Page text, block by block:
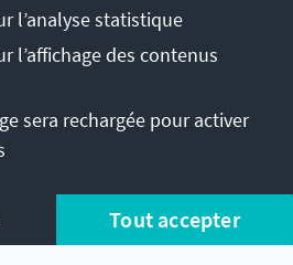
PRINCIPAUX
BESOIN DE SÉCURITÉ
cette collection
l’analyse statistique
l’affichage des contenus
sera rechargée pour activer
Tout accepter